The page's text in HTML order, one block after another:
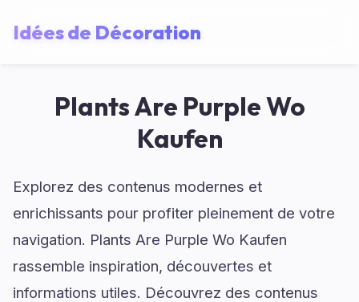
Idées de Décoration
Plants Are Purple Wo
Kaufen
Explorez des contenus modernes et
enrichissants pour profiter pleinement de votre
navigation. Plants Are Purple Wo Kaufen
rassemble inspiration, découvertes et
informations utiles. Découvrez des contenus